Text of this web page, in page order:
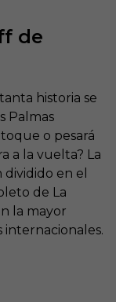
de
historia se
Palmas
o pesará
a la vuelta? La
en el
de La
la mayor
internacionales.